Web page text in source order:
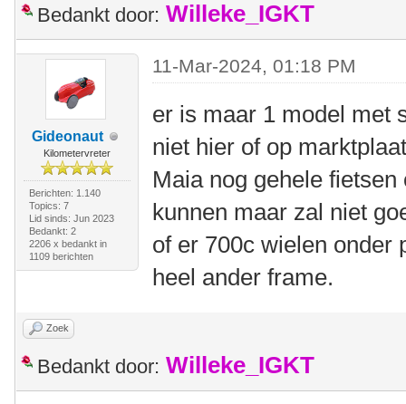
Bedankt door: Willeke_IGKT
Gideonaut
Kilometervreter
Berichten: 1.140
Topics: 7
Lid sinds: Jun 2023
Bedankt: 2
2206 x bedankt in
1109 berichten
11-Mar-2024, 01:18 PM
er is maar 1 model met
niet hier of op
Maia nog gehele
kunnen maar zal niet
of er 700c wielen onder
heel ander frame.
Zoek
Bedankt door: Willeke_IGKT